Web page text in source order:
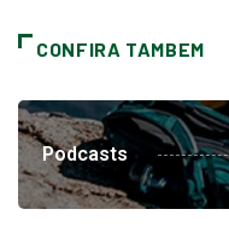
CONFIRA TAMBEM
Podcasts